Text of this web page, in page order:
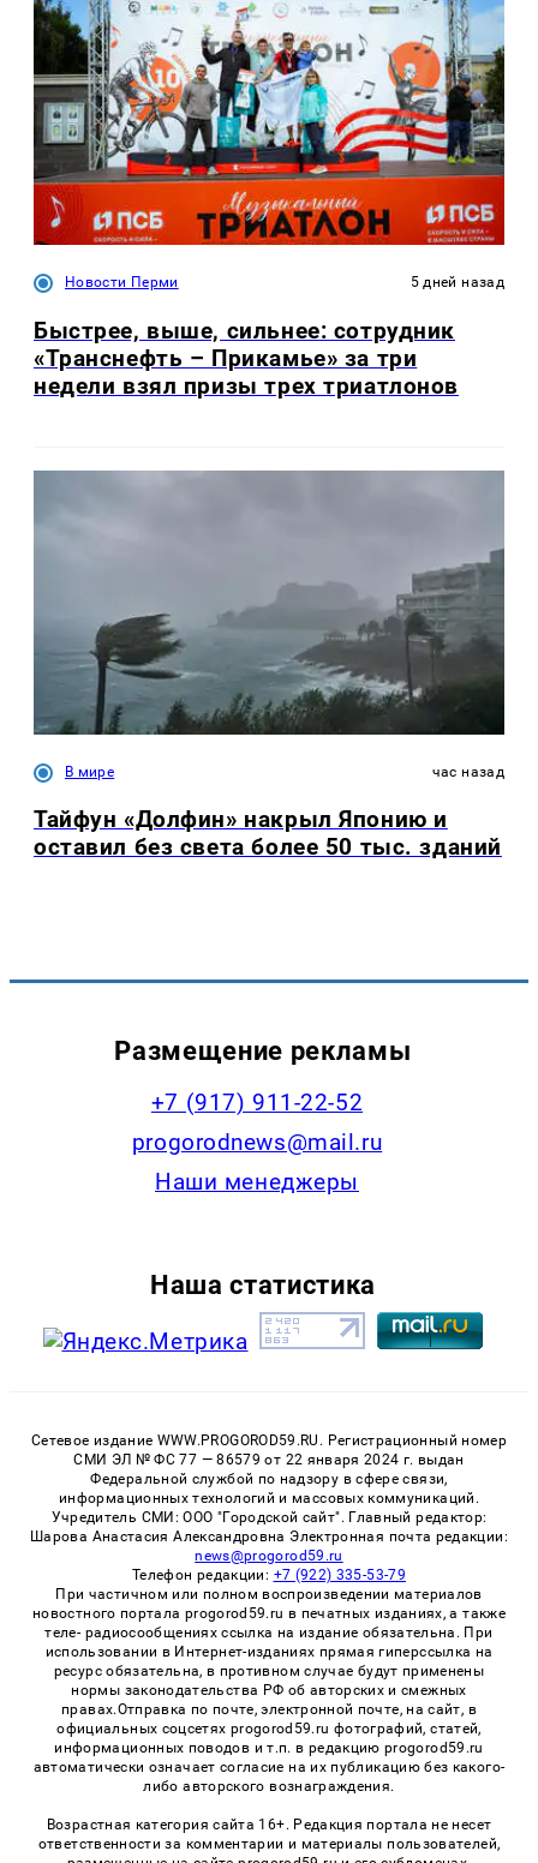
Новости Перми 5 дней назад
Быстрее, выше, сильнее: сотрудник
«Транснефть – Прикамье» за три
недели взял призы трех триатлонов
В мире час назад
Тайфун «Долфин» накрыл Японию и
оставил без света более 50 тыс. зданий
Размещение рекламы
+7 (917) 911-22-52
progorodnews@mail.ru
Наши менеджеры
Наша статистика
Сетевое издание WWW.PROGOROD59.RU. Регистрационный номер
СМИ ЭЛ № ФС 77 — 86579 от 22 января 2024 г. выдан
Федеральной службой по надзору в сфере связи,
информационных технологий и массовых коммуникаций.
Учредитель СМИ: ООО "Городской сайт". Главный редактор:
Шарова Анастасия Александровна Электронная почта редакции:
news@progorod59.ru
Телефон редакции: +7 (922) 335-53-79
При частичном или полном воспроизведении материалов
новостного портала progorod59.ru в печатных изданиях, а также
теле- радиосообщениях ссылка на издание обязательна. При
использовании в Интернет-изданиях прямая гиперссылка на
ресурс обязательна, в противном случае будут применены
нормы законодательства РФ об авторских и смежных
правах.Отправка по почте, электронной почте, на сайт, в
официальных соцсетях progorod59.ru фотографий, статей,
информационных поводов и т.п. в редакцию progorod59.ru
автоматически означает согласие на их публикацию без какого-
либо авторского вознаграждения.
Возрастная категория сайта 16+. Редакция портала не несет
ответственности за комментарии и материалы пользователей,